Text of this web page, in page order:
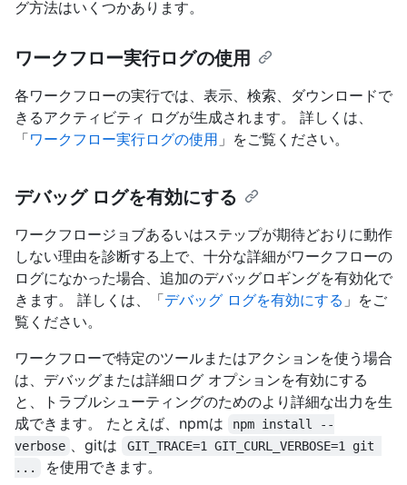
グ方法はいくつかあります。
ワークフロー実行ログの使用
各ワークフローの実行では、表示、検索、ダウンロードで
きるアクティビティ ログが生成されます。 詳しくは、
「ワークフロー実行ログの使用 」をご覧ください。
デバッグ ログを有効にする
ワークフロージョブあるいはステップが期待どおりに動作
しない理由を診断する上で、十分な詳細がワークフローの
ログになかった場合、追加のデバッグロギングを有効化で
きます。 詳しくは、「デバッグ ログを有効にする 」をご
覧ください。
ワークフローで特定のツールまたはアクションを使う場合
は、デバッグまたは詳細ログ オプションを有効にする
と、トラブルシューティングのためのより詳細な出力を生
成できます。 たとえば、npmは
npm install --
verbose 、gitは
GIT_TRACE=1 GIT_CURL_VERBOSE=1 git
...
を使用できます。